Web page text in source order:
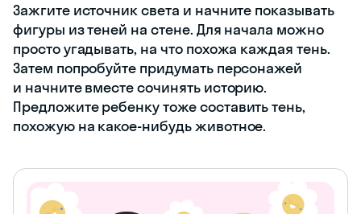
Зажгите источник света и начните показывать
фигуры из теней на стене. Для начала можно
просто угадывать, на что похожа каждая тень.
Затем попробуйте придумать персонажей
и начните вместе сочинять историю.
Предложите ребенку тоже составить тень,
похожую на какое-нибудь животное.